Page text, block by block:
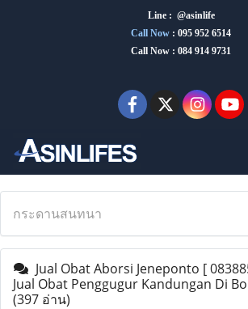
Line : @asinlife
Call Now : 095 952 6514
Call Now : 084 914 9731
กระดานสนทนา
Jual Obat Aborsi Jeneponto [
Jual Obat Penggugur Kandungan Di
(397 อ่าน)